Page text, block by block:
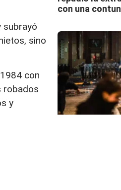
subrayó
sino
con
robados
y
con una